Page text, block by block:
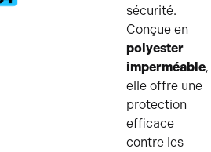
sécurité.
Conçue en
polyester
imperméable,
elle offre une
protection
efficace
contre les